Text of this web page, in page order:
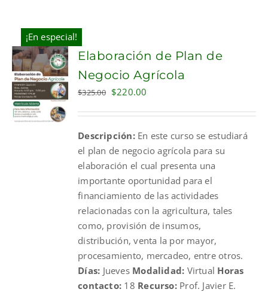
¡En especial!
ADD TO
CART
Elaboración de Plan de
Negocio Agrícola
$325.00 Original
$325.00.
$220.00
$220.00.
Descripción:En este curso se estudiará
el plan de negocio agrícola para su
elaboración el cual presenta una
importante oportunidad para el
financiamiento de las actividades
relacionadas con la agricultura, tales
como, provisión de insumos,
distribución, venta la por mayor,
procesamiento, mercadeo, entre otros.
Días: Jueves Modalidad: Virtual Horas
contacto: 18 Recurso:Prof. Javier E.